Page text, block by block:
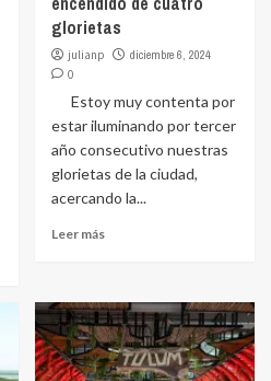
glorietas
julianp
diciembre 6, 2024
0
Estoy muy contenta por
estar iluminando por tercer
año consecutivo nuestras
glorietas de la ciudad,
acercando la...
Leer más